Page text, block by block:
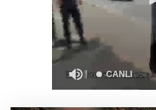
Görevden
hakkında
Fındık alım
Ağustos'ta